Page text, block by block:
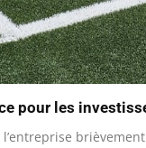
pour les